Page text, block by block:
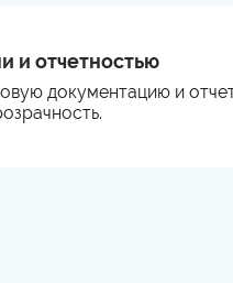
и отчетностью
документацию и